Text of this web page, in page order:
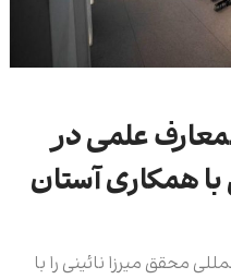
علمی در
همکاری آستان
محقق میرزا نائینی را با